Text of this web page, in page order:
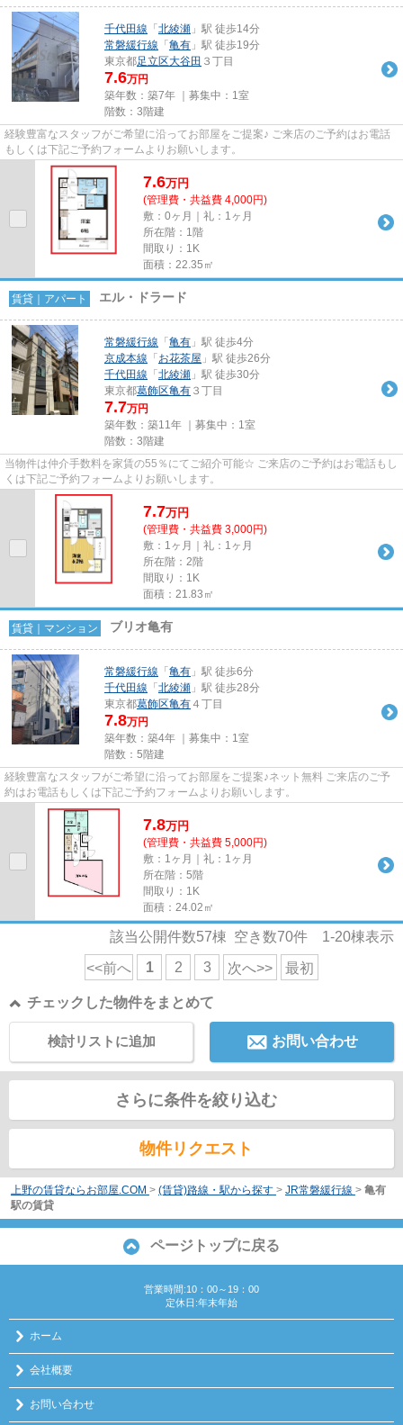
千代田線 「 北綾瀬 」駅 徒歩14分
常磐緩行線 「 亀有 」駅 徒歩19分
東京都足立区大谷田 ３丁目
7.6万円
築年数：築7年 ｜募集中： 1室
階数：3階建
経験豊富なスタッフがご希望に沿ってお部屋をご提案♪ ご来店のご予約はお電話
もしくは下記ご予約フォームよりお願いします。
7.6万円
(管理費・共益費 4,000円)
敷：0ヶ月｜礼：1ヶ月
所在階：1階
間取り：1K
面積：22.35㎡
賃貸｜アパート エル・ドラード
常磐緩行線 「 亀有 」駅 徒歩4分
京成本線 「 お花茶屋 」駅 徒歩26分
千代田線 「 北綾瀬 」駅 徒歩30分
東京都葛飾区亀有 ３丁目
7.7万円
築年数：築11年 ｜募集中： 1室
階数：3階建
当物件は仲介手数料を家賃の55％にてご紹介可能☆ ご来店のご予約はお電話もし
くは下記ご予約フォームよりお願いします。
7.7万円
(管理費・共益費 3,000円)
敷：1ヶ月｜礼：1ヶ月
所在階：2階
間取り：1K
面積：21.83㎡
賃貸｜マンション ブリオ亀有
常磐緩行線 「 亀有 」駅 徒歩6分
千代田線 「 北綾瀬 」駅 徒歩28分
東京都葛飾区亀有 ４丁目
7.8万円
築年数：築4年 ｜募集中： 1室
階数：5階建
経験豊富なスタッフがご希望に沿ってお部屋をご提案♪ネット無料 ご来店のご予
約はお電話もしくは下記ご予約フォームよりお願いします。
7.8万円
(管理費・共益費 5,000円)
敷：1ヶ月｜礼：1ヶ月
所在階：5階
間取り：1K
面積：24.02㎡
該当公開件数57棟 空き数70件 1-20棟表示
<<前へ 1 2 3 次へ>> 最初
チェックした物件をまとめて
お問い合わせ
検討リストに追加
さらに条件を絞り込む
物件リクエスト
上野の賃貸ならお部屋.COM > (賃貸)路線・駅から探す > JR常磐緩行線 > 亀有
駅の賃貸
ページトップに戻る
営業時間:10：00～19：00
定休日:年末年始
ホーム
会社概要
お問い合わせ